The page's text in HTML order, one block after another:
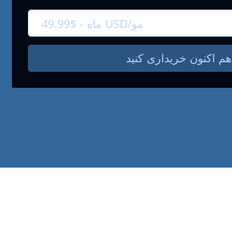
هم اکنون خریداری کنید